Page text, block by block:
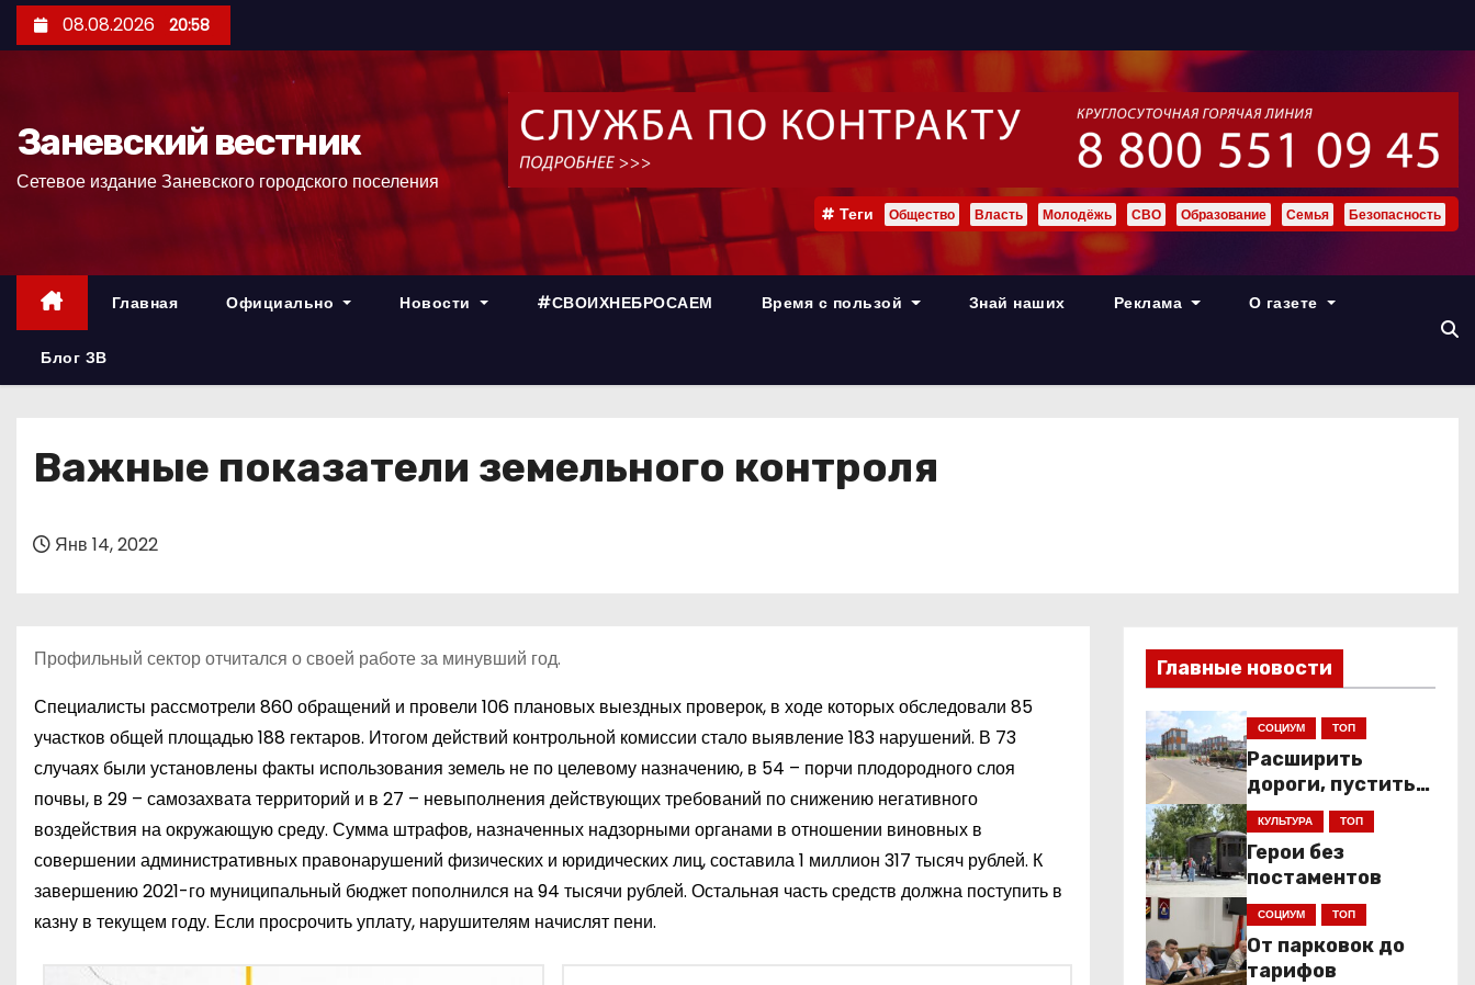
е
р
08.08.2026 20:58
Заневский вестник
Сетевое издание Заневского городского поселения
Теги Общество Власть Молодёжь СВО Образование Семья Безопасность
Главная Официально Новости #СВОИХНЕБРОСАЕМ Время с пользой Знай наших Реклама О газете
Блог ЗВ
Важные показатели земельного контроля
Янв 14, 2022
Профильный сектор отчитался о своей работе за минувший год.
Специалисты рассмотрели 860 обращений и провели 106 плановых выездных проверок, в ходе которых обследовали 85
участков общей площадью 188 гектаров. Итогом действий контрольной комиссии стало выявление 183 нарушений. В 73
случаях были установлены факты использования земель не по целевому назначению, в 54 – порчи плодородного слоя
почвы, в 29 – самозахвата территорий и в 27 – невыполнения действующих требований по снижению негативного
воздействия на окружающую среду. Сумма штрафов, назначенных надзорными органами в отношении виновных в
совершении административных правонарушений физических и юридических лиц, составила 1 миллион 317 тысяч рублей. К
завершению 2021-го муниципальный бюджет пополнился на 94 тысячи рублей. Остальная часть средств должна поступить в
казну в текущем году. Если просрочить уплату, нарушителям начислят пени.
Главные новости
СОЦИУМ ТОП
Расширить
дороги, пустить
низкопольники
КУЛЬТУРА ТОП
Герои без
постаментов
СОЦИУМ ТОП
От парковок до
тарифов